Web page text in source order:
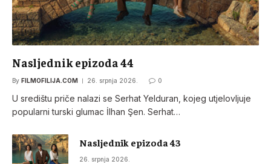
Nasljednik epizoda 44
By FILMOFILIJA.COM 26. srpnja 2026. 0
U središtu priče nalazi se Serhat Yelduran, kojeg utjelovljuje
popularni turski glumac İlhan Şen. Serhat…
Nasljednik epizoda 43
26. srpnja 2026.